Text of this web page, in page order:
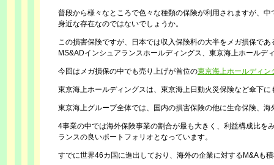
普段から様々なところで色々な種類の保険が利用されますが、
身近な存在なのではないでしょうか。
この損害保険ですが、日本では収入保険料の大半をメガ損保で
MS&ADインシュアランスホールディングス、東京海上ホールデ
今回はメガ損保の中でも売り上げが首位の東京海上ホールディン
東京海上ホールディングスは、東京海上日動火災保険など傘下
東京海上グループ全体では、国内の損害保険の他に生命保険、
4事業の中では海外保険事業の割合が最も大きく、利益構成比を
ランスの良いポートフォリオとなっています。
すでに世界46カ国に進出しており、海外の企業に対するM&Aも